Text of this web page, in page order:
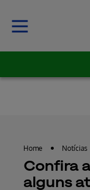
Home Notícias
Confira
alguns